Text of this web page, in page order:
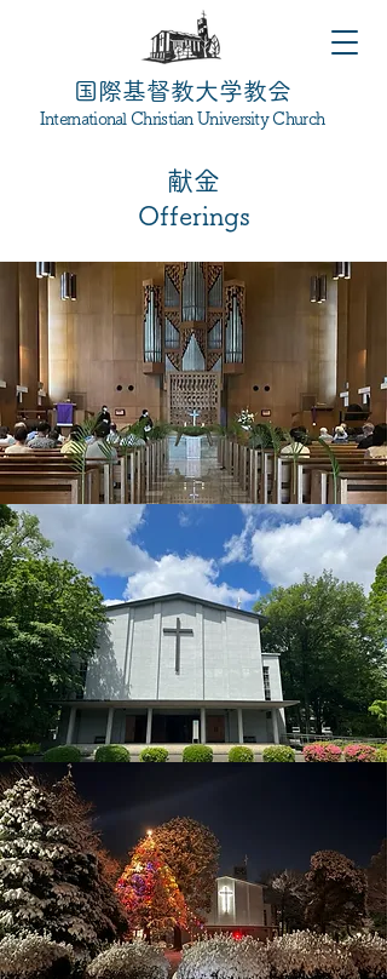
国際基督教大学教会
International Christian University Church
献金
Offerings